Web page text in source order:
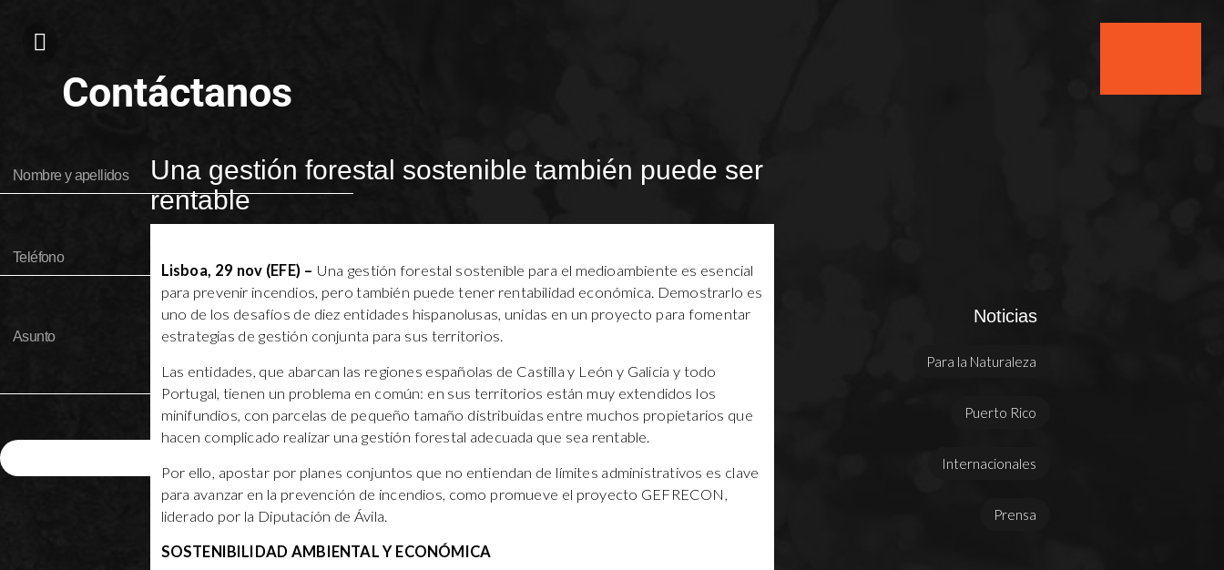
Una gestión forestal sostenible también puede ser
rentable
Lisboa, 29 nov (EFE) – Una gestión forestal sostenible para el medioambiente es esencial
para prevenir incendios, pero también puede tener rentabilidad económica. Demostrarlo es
uno de los desafíos de diez entidades hispanolusas, unidas en un proyecto para fomentar
estrategias de gestión conjunta para sus territorios.
Las entidades, que abarcan las regiones españolas de Castilla y León y Galicia y todo
Portugal, tienen un problema en común: en sus territorios están muy extendidos los
minifundios, con parcelas de pequeño tamaño distribuidas entre muchos propietarios que
hacen complicado realizar una gestión forestal adecuada que sea rentable.
Por ello, apostar por planes conjuntos que no entiendan de límites administrativos es clave
para avanzar en la prevención de incendios, como promueve el proyecto GEFRECON,
liderado por la Diputación de Ávila.
SOSTENIBILIDAD AMBIENTAL Y ECONÓMICA
Noticias
Para la Naturaleza
Puerto Rico
Internacionales
Prensa
Contáctanos